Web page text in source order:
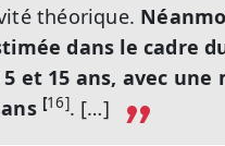
théorique.
dans le cadre
et 15 ans, avec une
[16]. […]